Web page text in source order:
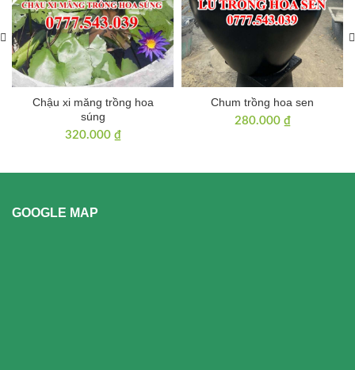
Chậu xi măng trồng hoa
súng
320.000 ₫
Chum trồng hoa sen
280.000 ₫
GOOGLE MAP